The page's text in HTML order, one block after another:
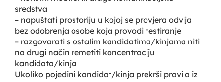
sredstva
– napuštati prostoriju u kojoj se provjera odvija
bez odobrenja osobe koja provodi testiranje
– razgovarati s ostalim kandidatima/kinjama niti
na drugi način remetiti koncentraciju
kandidata/kinja
Ukoliko pojedini kandidat/kinja prekrši pravila iz